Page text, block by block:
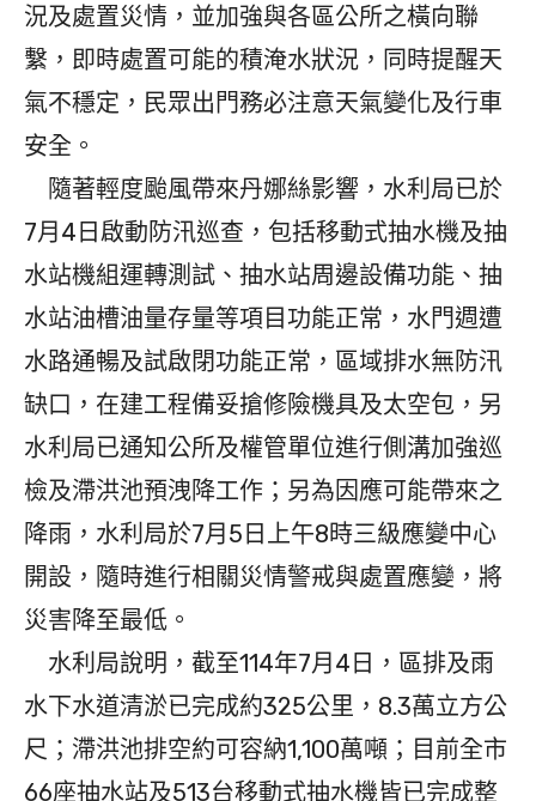
況及處置災情，並加強與各區公所之橫向聯
繫，即時處置可能的積淹水狀況，同時提醒天
氣不穩定，民眾出門務必注意天氣變化及行車
安全。
隨著輕度颱風帶來丹娜絲影響，水利局已於
7月4日啟動防汛巡查，包括移動式抽水機及抽
水站機組運轉測試、抽水站周邊設備功能、抽
水站油槽油量存量等項目功能正常，水門週遭
水路通暢及試啟閉功能正常，區域排水無防汛
缺口，在建工程備妥搶修險機具及太空包，另
水利局已通知公所及權管單位進行側溝加強巡
檢及滯洪池預洩降工作；另為因應可能帶來之
降雨，水利局於7月5日上午8時三級應變中心
開設，隨時進行相關災情警戒與處置應變，將
災害降至最低。
水利局說明，截至114年7月4日，區排及雨
水下水道清淤已完成約325公里，8.3萬立方公
尺；滯洪池排空約可容納1,100萬噸；目前全市
66座抽水站及513台移動式抽水機皆已完成整